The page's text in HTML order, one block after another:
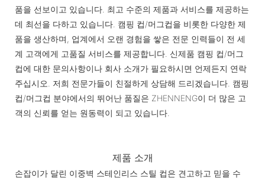
품을 선보이고 있습니다. 최고 수준의 제품과 서비스를 제공하는
데 최선을 다하고 있습니다. 캠핑 컵/머그컵을 비롯한 다양한 제
품을 생산하며, 업계에서 오랜 경험을 쌓은 전문 인력들이 전 세
계 고객에게 고품질 서비스를 제공합니다. 신제품 캠핑 컵/머그
컵에 대한 문의사항이나 회사 소개가 필요하시면 언제든지 연락
주십시오. 저희 전문가들이 친절하게 상담해 드리겠습니다. 캠핑
컵/머그컵 분야에서의 뛰어난 품질은 ZHENNENG이 더 많은 고
객의 신뢰를 얻는 원동력이 되고 있습니다.
제품 소개
손잡이가 달린 이중벽 스테인리스 스틸 컵은 견고하고 믿을 수